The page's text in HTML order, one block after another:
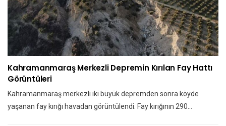
Kahramanmaraş Merkezli Depremin Kırılan Fay Hattı
Görüntüleri
Kahramanmaraş merkezli iki büyük depremden sonra köyde
yaşanan fay kırığı havadan görüntülendi. Fay kırığının 290…